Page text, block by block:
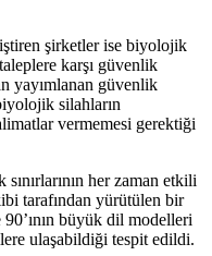
şirketler ise biyolojik
karşı güvenlik
yayımlanan güvenlik
silahların
vermemesi gerektiği
her zaman etkili
tarafından yürütülen bir
90’ının büyük dil modelleri
ulaşabildiği tespit edildi.